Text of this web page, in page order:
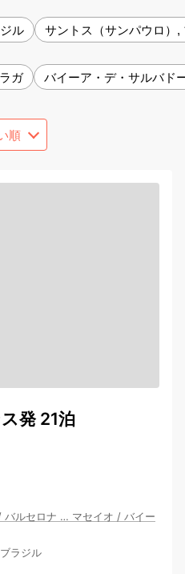
ル サントス（サンパウロ）,
ガ バイーア・デ・サルバド
発 21泊
バルセロナ … マセイオ / バイー
ラジル